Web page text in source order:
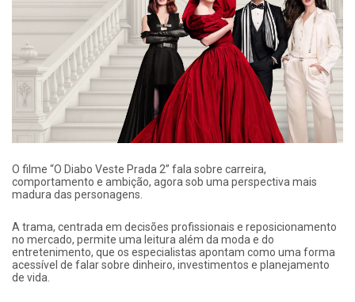
O filme “O Diabo Veste Prada 2” fala sobre carreira,
comportamento e ambição, agora sob uma perspectiva mais
madura das personagens.
A trama, centrada em decisões profissionais e reposicionamento
no mercado, permite uma leitura além da moda e do
entretenimento, que os especialistas apontam como uma forma
acessível de falar sobre dinheiro, investimentos e planejamento
de vida.